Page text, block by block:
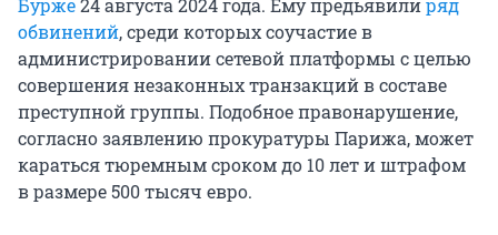
Бурже24 августа 2024 года. Ему предьявилиряд
обвинений, среди которых соучастие в
администрировании сетевой платформы с целью
совершения незаконных транзакций в составе
преступной группы. Подобное правонарушение,
согласно заявлению прокуратуры Парижа, может
караться тюремным сроком до 10 лет и штрафом
в размере 500 тысяч евро.